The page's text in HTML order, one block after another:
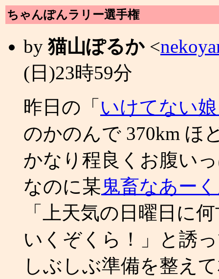
ちゃんぽんラリー選手権
by猫山ぽるか<
(日)23時59分
昨日の「 いけてない
のかのんで 370km ほ
かなり程良くお腹い
なのに某鬼畜なあー
「上天気の日曜日に
いくぞくら！」と誘
しぶしぶ準備を整え